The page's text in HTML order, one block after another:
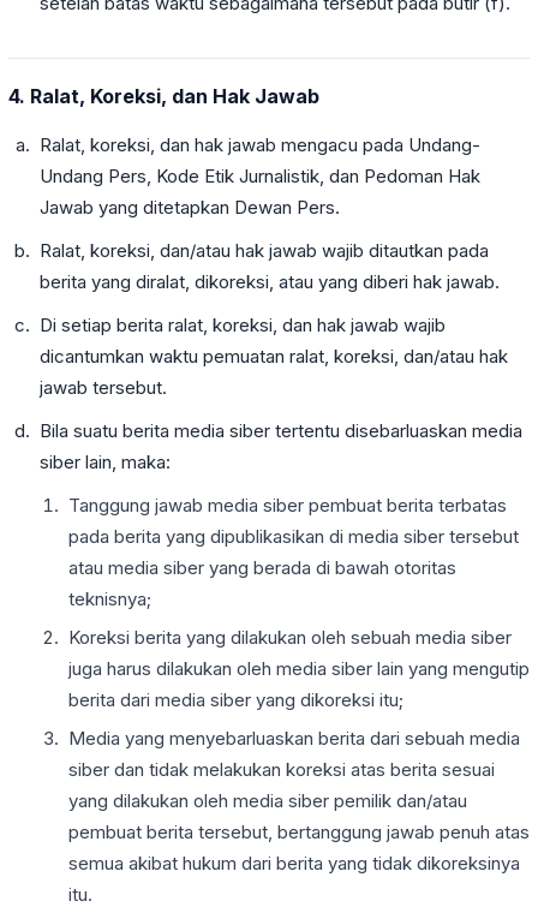
4. Ralat, Koreksi, dan Hak Jawab
Ralat, koreksi, dan hak jawab mengacu pada Undang-
Undang Pers, Kode Etik Jurnalistik, dan Pedoman Hak
Jawab yang ditetapkan Dewan Pers.
Ralat, koreksi, dan/atau hak jawab wajib ditautkan pada
berita yang diralat, dikoreksi, atau yang diberi hak jawab.
Di setiap berita ralat, koreksi, dan hak jawab wajib
dicantumkan waktu pemuatan ralat, koreksi, dan/atau hak
jawab tersebut.
Bila suatu berita media siber tertentu disebarluaskan media
siber lain, maka:
Tanggung jawab media siber pembuat berita terbatas
pada berita yang dipublikasikan di media siber tersebut
atau media siber yang berada di bawah otoritas
teknisnya;
Koreksi berita yang dilakukan oleh sebuah media siber
juga harus dilakukan oleh media siber lain yang mengutip
berita dari media siber yang dikoreksi itu;
Media yang menyebarluaskan berita dari sebuah media
siber dan tidak melakukan koreksi atas berita sesuai
yang dilakukan oleh media siber pemilik dan/atau
pembuat berita tersebut, bertanggung jawab penuh atas
semua akibat hukum dari berita yang tidak dikoreksinya
itu.